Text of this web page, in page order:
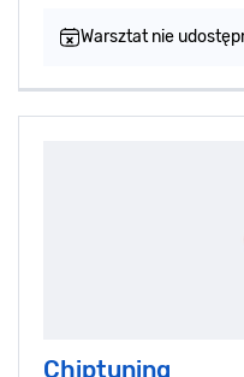
Warsztat nie
Chiptuning